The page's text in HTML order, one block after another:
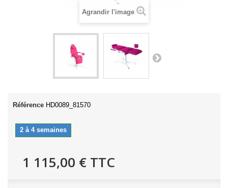
Agrandir l'image
Référence HD0089_81570
2 à 4 semaines
1 115,00 € TTC